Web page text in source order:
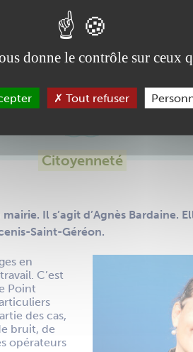
des
Citoyenneté
Il s’agit d’Agnès Bardaine.
Saint-Géréon.
en
C’est
Point
des cas,
bruit, de
opérateurs
donne le contrôle sur ceux
Tout refuser